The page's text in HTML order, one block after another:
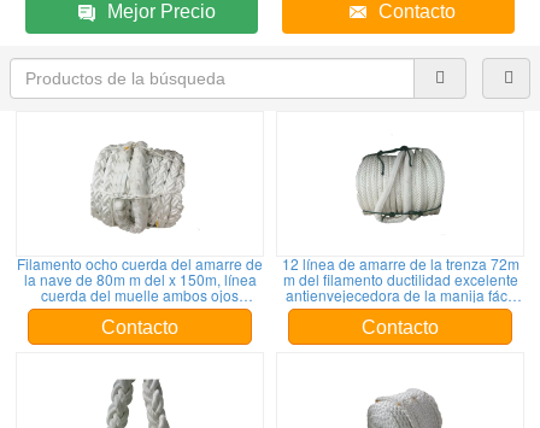
Mejor Precio Contacto
Filamento ocho cuerda del amarre de
la nave de 80m m del x 150m, línea
cuerda del muelle ambos ojos
cubiertos con una lona de los
extremos
Contacto
12 línea de amarre de la trenza 72m
m del filamento ductilidad excelente
antienvejecedora de la manija fácil
de la cuerda
Contacto